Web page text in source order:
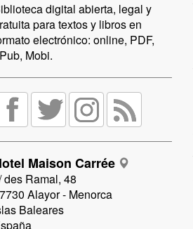
digital abierta, legal y
para textos y libros en
electrónico: online, PDF,
Mobi.
Maison Carrée
des Ramal, 48
Alayor - Menorca
Baleares